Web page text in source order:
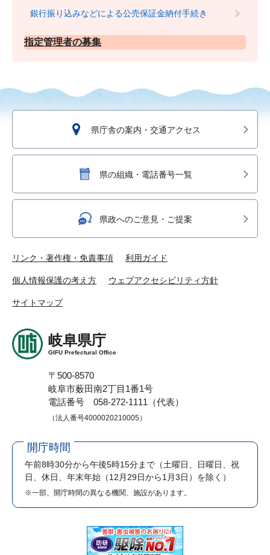
銀行振り込みなどによる公売保証金納付手続き
指定管理者の募集
県庁舎の案内・交通アクセス
県の組織・電話番号一覧
県政へのご意見・ご提案
リンク・著作権・免責事項 利用ガイド
個人情報保護の考え方 ウェブアクセシビリティ方針
サイトマップ
岐阜県庁
GIFU Prefectural Office
〒500-8570
岐阜市薮田南2丁目1番1号
電話番号 058-272-1111（代表）
（法人番号4000020210005）
開庁時間
午前8時30分から午後5時15分まで （土曜日、日曜日、祝
日、休日、年末年始（12月29日から1月3日）を除く）
※一部、開庁時間の異なる機関、施設があります。